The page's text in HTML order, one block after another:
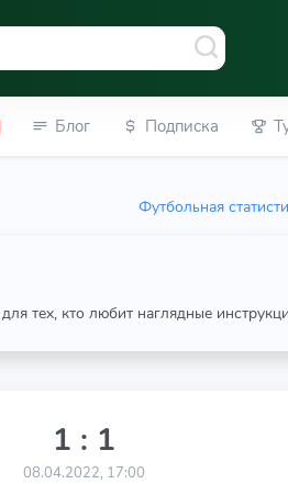
Блог Подписка
Футбольная
тех, кто любит наглядные
1 : 1
08.04.2022, 17:00